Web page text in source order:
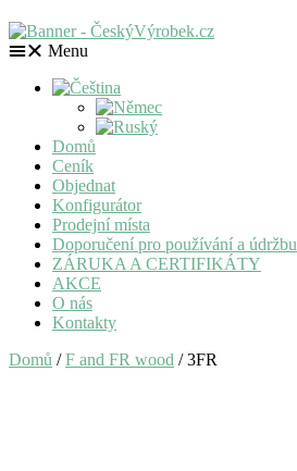
Menu
Domů
Ceník
Objednat
Konfigurátor
Prodejní místa
Doporučení pro používání a údržbu
ZÁRUKA A CERTIFIKÁTY
AKCE
O nás
Kontakty
Domů /F and FR wood / 3FR